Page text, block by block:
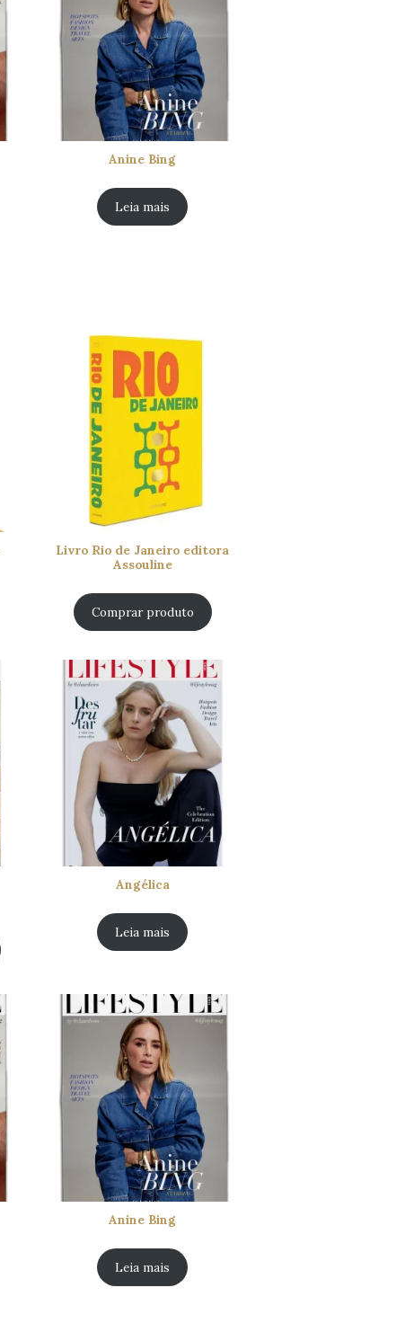
Anine Bing
Leia mais
Livro Rio de Janeiro editora
Assouline
Comprar produto
Angélica
Leia mais
Anine Bing
Leia mais